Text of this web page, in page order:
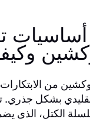
أساسيات
من
بشكل جذري.
الكتل، الذي